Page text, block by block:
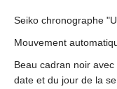
Seiko chronographe
Mouvement
Beau cadran noir
date et du jour de la